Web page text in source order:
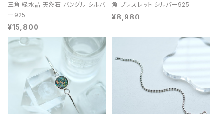
三角 緑水晶 天然石 バングル シルバ
ー925
¥15,800
魚 ブレスレット シルバー925
¥8,980